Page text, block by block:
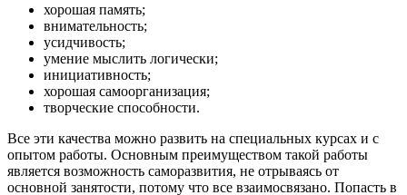
хорошая память;
внимательность;
усидчивость;
умение мыслить логически;
инициативность;
хорошая самоорганизация;
творческие способности.
Все эти качества можно развить на специальных курсах и с
опытом работы. Основным преимуществом такой работы
является возможность саморазвития, не отрываясь от
основной занятости, потому что все взаимосвязано. Попасть в